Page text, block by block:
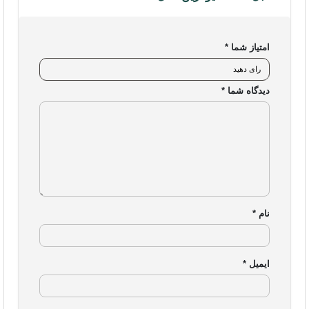
امتیاز شما *
دیدگاه شما *
نام *
ایمیل *
لوازم جانبی کامپیوتر
هاب یوگرین
تجهیزات گیمینگ